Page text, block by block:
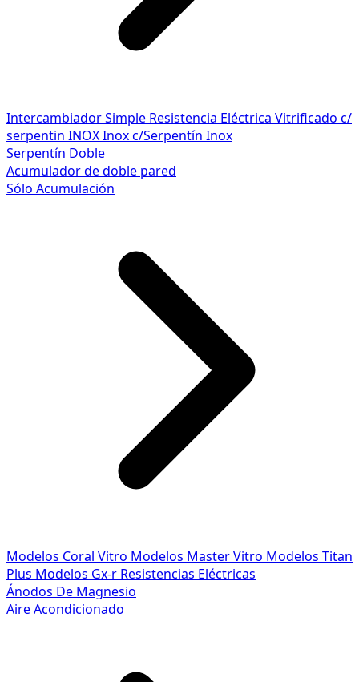
Intercambiador Simple Resistencia Eléctrica Vitrificado c/
serpentin INOXInox c/Serpentín Inox
Serpentín Doble
Acumulador de doble pared
Sólo Acumulación
Modelos Coral Vitro Modelos Master Vitro Modelos Titan
Plus Modelos Gx-r Resistencias Eléctricas
Ánodos De Magnesio
Aire Acondicionado